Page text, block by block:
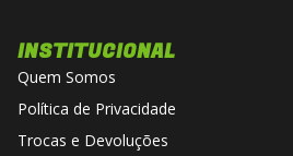
INSTITUCIONAL
Quem Somos
Política de Privacidade
Trocas e Devoluções